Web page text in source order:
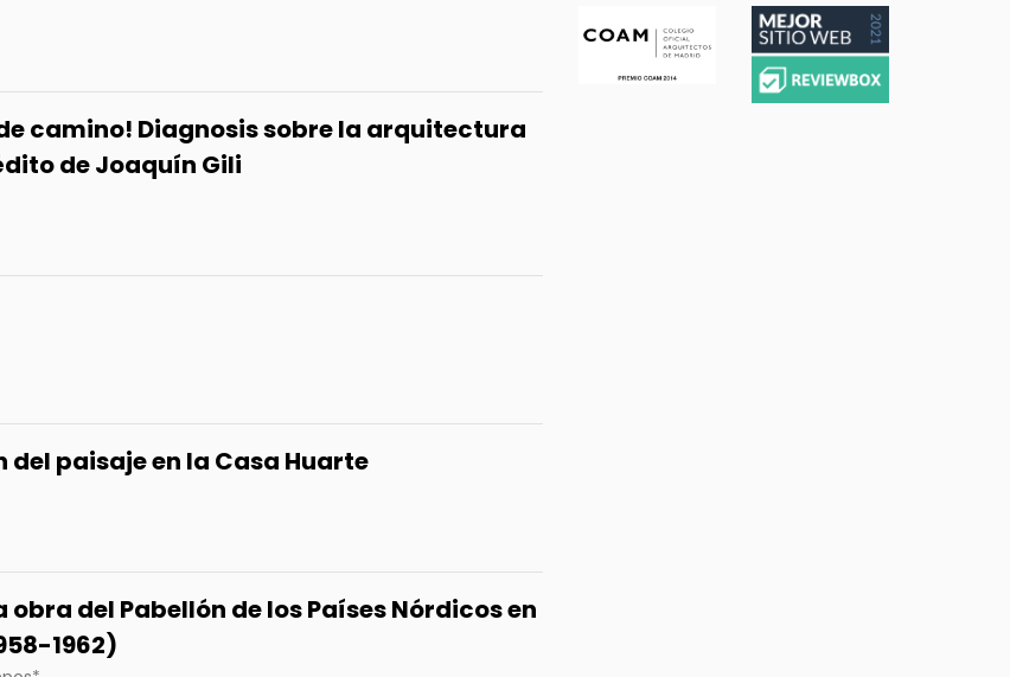
camino! Diagnosis sobre la arquitectura
de Joaquín Gili
paisaje en la Casa Huarte
del Pabellón de los Países Nórdicos en
1962)